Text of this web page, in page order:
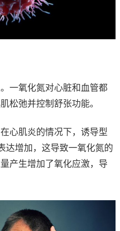
一氧化氮对心脏和血管都
松弛并控制舒张功能。
心肌炎的情况下，诱导型
达增加，这导致一氧化氮的
产生增加了氧化应激，导